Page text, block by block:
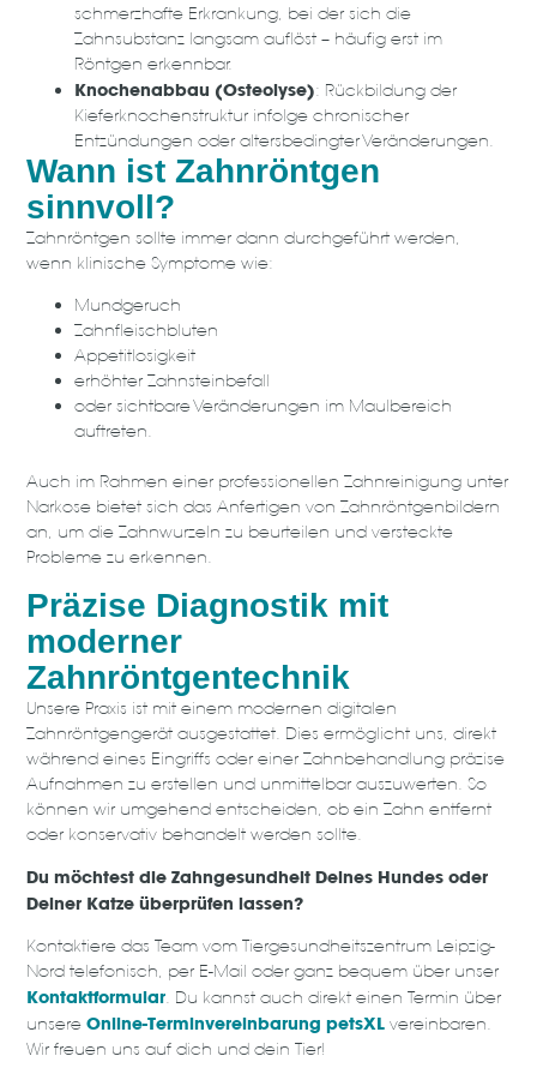
schmerzhafte Erkrankung, bei der sich die
Zahnsubstanz langsam auflöst – häufig erst im
Röntgen erkennbar.
Knochenabbau (Osteolyse): Rückbildung der
Kieferknochenstruktur infolge chronischer
Entzündungen oder altersbedingter Veränderungen.
Wann ist Zahnröntgen
sinnvoll?
Zahnröntgen sollte immer dann durchgeführt werden,
wenn klinische Symptome wie:
Mundgeruch
Zahnfleischbluten
Appetitlosigkeit
erhöhter Zahnsteinbefall
oder sichtbare Veränderungen im Maulbereich
auftreten.
Auch im Rahmen einer professionellen Zahnreinigung unter
Narkose bietet sich das Anfertigen von Zahnröntgenbildern
an, um die Zahnwurzeln zu beurteilen und versteckte
Probleme zu erkennen.
Präzise Diagnostik mit
moderner
Zahnröntgentechnik
Unsere Praxis ist mit einem modernen digitalen
Zahnröntgengerät ausgestattet. Dies ermöglicht uns, direkt
während eines Eingriffs oder einer Zahnbehandlung präzise
Aufnahmen zu erstellen und unmittelbar auszuwerten. So
können wir umgehend entscheiden, ob ein Zahn entfernt
oder konservativ behandelt werden sollte.
Du möchtest die Zahngesundheit Deines Hundes oder
Deiner Katze überprüfen lassen?
Kontaktiere das Team vom Tiergesundheitszentrum Leipzig-
Nord telefonisch, per E-Mail oder ganz bequem über unser
Kontaktformular. Du kannst auch direkt einen Termin über
unsereOnline-Terminvereinbarung petsXL vereinbaren.
Wir freuen uns auf dich und dein Tier!